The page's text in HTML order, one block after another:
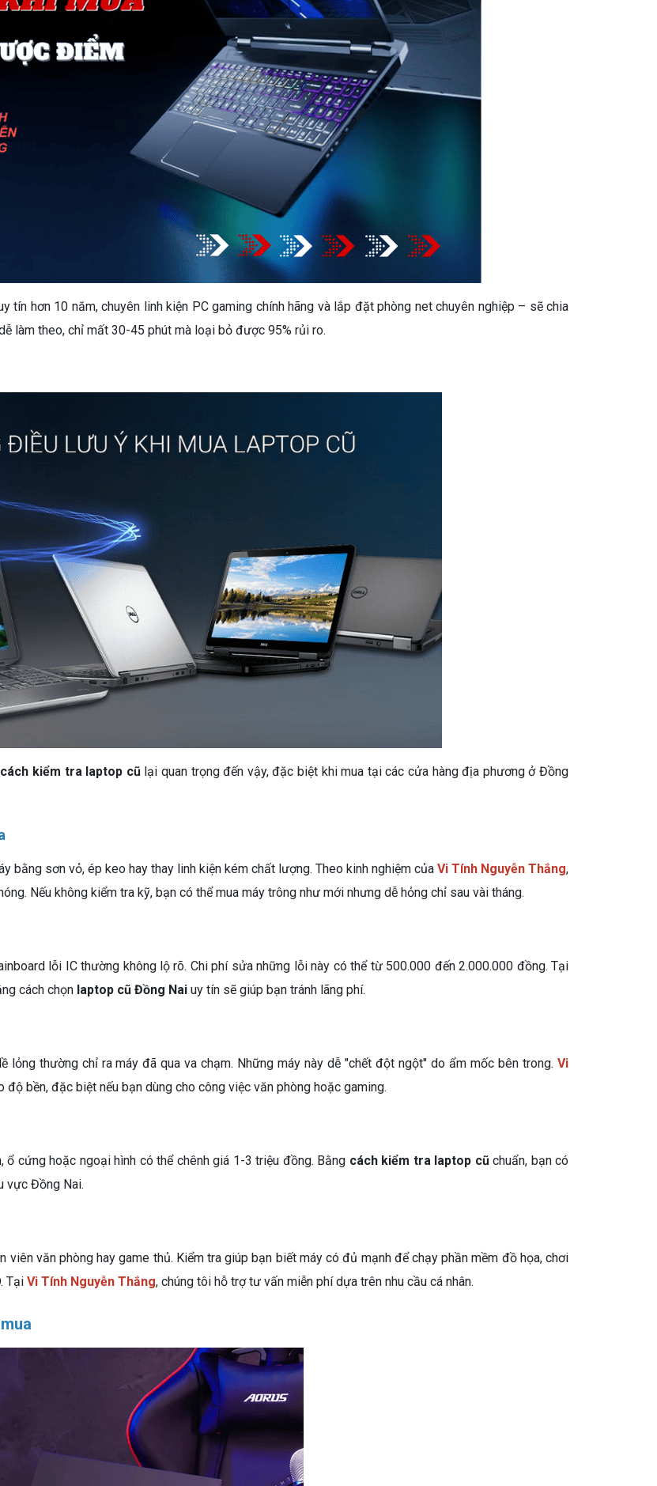
tín hơn 10 năm, chuyên linh kiện PC gaming chính hãng và lắp đặt phòng net chuyên nghiệp – sẽ chia
làm theo, chỉ mất 30-45 phút mà loại bỏ được 95% rủi ro.
cách kiểm tra laptop cũlại quan trọng đến vậy, đặc biệt khi mua tại các cửa hàng địa phương ở Đồng
bằng sơn vỏ, ép keo hay thay linh kiện kém chất lượng. Theo kinh nghiệm của Vi Tính Nguyễn Thắng,
Nếu không kiểm tra kỹ, bạn có thể mua máy trông như mới nhưng dễ hỏng chỉ sau vài tháng.
lỗi IC thường không lộ rõ. Chi phí sửa những lỗi này có thể từ 500.000 đến 2.000.000 đồng. Tại
cách chọn laptop cũ Đồng Nai uy tín sẽ giúp bạn tránh lãng phí.
lỏng thường chỉ ra máy đã qua va chạm. Những máy này dễ "chết đột ngột" do ẩm mốc bên trong. Vi
độ bền, đặc biệt nếu bạn dùng cho công việc văn phòng hoặc gaming.
ổ cứng hoặc ngoại hình có thể chênh giá 1-3 triệu đồng. Bằng cách kiểm tra laptop cũchuẩn, bạn có
vực Đồng Nai.
viên văn phòng hay game thủ. Kiểm tra giúp bạn biết máy có đủ mạnh để chạy phần mềm đồ họa, chơi
Tại Vi Tính Nguyễn Thắng, chúng tôi hỗ trợ tư vấn miễn phí dựa trên nhu cầu cá nhân.